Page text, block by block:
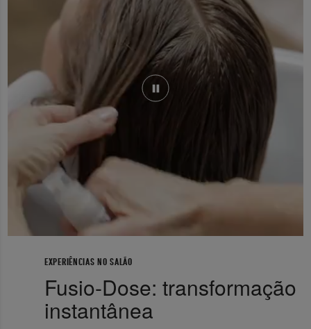
EXPERIÊNCIAS NO SALÃO
Fusio-Dose: transformação
instantânea